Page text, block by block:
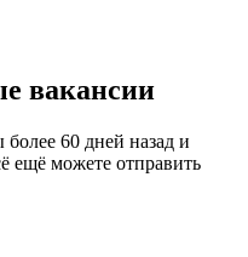
вакансии
более 60 дней назад и
ещё можете отправить